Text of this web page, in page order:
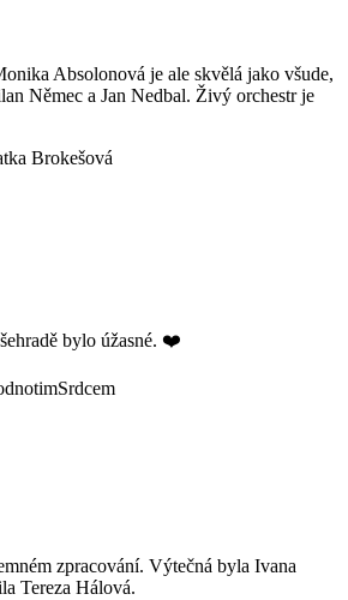
Absolonová je ale skvělá jako všude,
Němec a Jan Nedbal. Živý orchestr je
bylo úžasné. ❤️
zpracování. Výtečná byla Ivana
Tereza Hálová.